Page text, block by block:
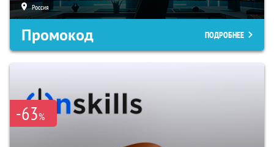
Россия
Промокод ПОДРОБНЕЕ
-63%